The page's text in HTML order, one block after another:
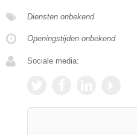
Diensten onbekend
Openingstijden onbekend
Sociale media: